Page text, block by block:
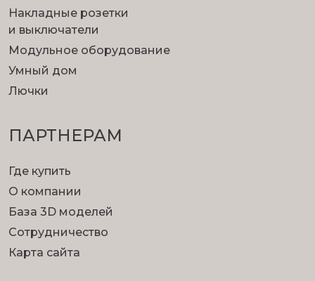
Накладные розетки
и выключатели
Модульное оборудование
Умный дом
Лючки
ПАРТНЕРАМ
Где купить
О компании
База 3D моделей
Сотрудничество
Карта сайта